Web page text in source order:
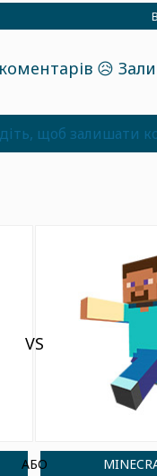
😥
щоб залишати
VS
АБО